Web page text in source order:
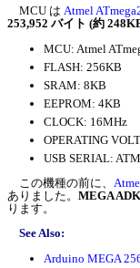
MCU は Atmel
253,952 バイト (約
MCU: Atmel
FLASH: 256KB
SRAM: 8KB
EEPROM: 4KB
CLOCK: 16MHz
OPERATING
USB SERIAL:
この機種の前に、
ありました。 MEGA ADK
ります。
See Also:
Arduino MEGA